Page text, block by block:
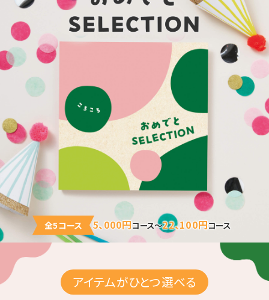
全5コース 5、000円コース～22、100円コース
アイテムがひとつ選べる